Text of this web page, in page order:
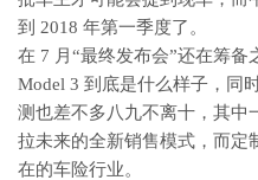
到 2018 年第一季度了。
在 7 月“最终发布会”还在筹备
Model 3 到底是什么样子，同
测也差不多八九不离十，其中
拉未来的全新销售模式，而定
在的车险行业。